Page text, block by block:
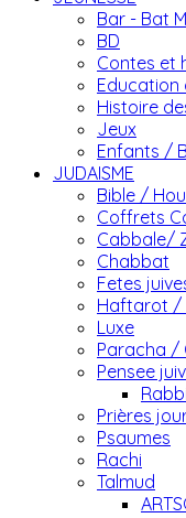
Bar - Bat
BD
Contes et
Education
Histoire
Jeux
Enfants /
JUDAISME
Bible /
Coffrets
Cabbale/
Chabbat
Fetes
Haftarot /
Luxe
Paracha /
Pensee
Prières
Psaumes
Rachi
Talmud